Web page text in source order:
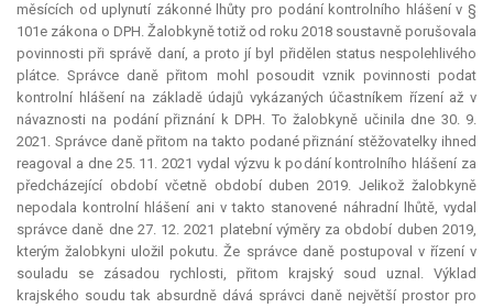
měsících od uplynutí zákonné lhůty pro podání kontrolního hlášení v §
101e zákona o DPH. Žalobkyně totiž od roku 2018 soustavně porušovala
povinnosti při správě daní, a proto jí byl přidělen statusnespolehlivého
plátce. Správce daně přitom mohl posoudit vznik povinnosti podat
kontrolní hlášení na základě údajů vykázaných účastníkem řízení až v
návaznosti na podání přiznání k DPH. To žalobkyně učinila dne 30. 9.
2021. Správce daně přitom na takto podané přiznání stěžovatelky ihned
reagoval a dne 25. 11. 2021 vydal výzvu k podání kontrolního hlášení za
předcházející období včetně období duben 2019. Jelikož žalobkyně
nepodala kontrolní hlášení ani v takto stanovené náhradní lhůtě, vydal
správce daně dne 27. 12. 2021 platební výměry za období duben 2019,
kterým žalobkyni uložil pokutu. Že správce daně postupoval v řízení v
souladu se zásadou rychlosti, přitom krajský soud uznal. Výklad
krajského soudu tak absurdně dává správci daně největší prostor pro